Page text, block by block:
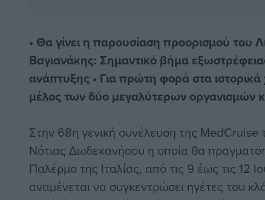
• Θα γίνει η παρουσίαση προορισμού του
Βαγιανάκης: Σημαντικό βήμα
ανάπτυξης • Για πρώτη φορά στα
μέλος των δύο μεγαλύτερων οργανισμών
Στην 68η γενική συνέλευση της MedCruise
Νότιας Δωδεκανήσου η οποία θα
Παλέρμο της Ιταλίας, από τις 9 έως τις 12
αναμένεται να συγκεντρώσει ηγέτες του